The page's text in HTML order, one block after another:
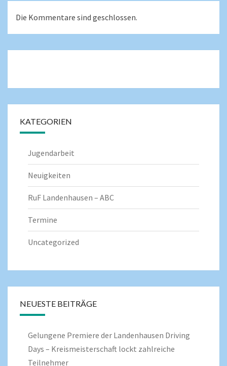
Die Kommentare sind geschlossen.
KATEGORIEN
Jugendarbeit
Neuigkeiten
RuF Landenhausen – ABC
Termine
Uncategorized
NEUESTE BEITRÄGE
Gelungene Premiere der Landenhausen Driving
Days – Kreismeisterschaft lockt zahlreiche
Teilnehmer